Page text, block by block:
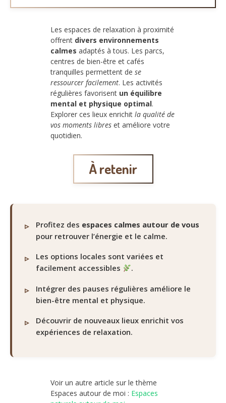
Les espaces de relaxation à proximité
offrent divers environnements
calmes adaptés à tous. Les parcs,
centres de bien-être et cafés
tranquilles permettent de se
ressourcer facilement. Les activités
régulières favorisent un équilibre
mental et physique optimal.
Explorer ces lieux enrichit la qualité de
vos moments libres et améliore votre
quotidien.
À retenir
Profitez des espaces calmes autour de vous
pour retrouver l’énergie et le calme.
Les options locales sont variées et
facilement accessibles
.
Intégrer des pauses régulières améliore le
bien-être mental et physique.
Découvrir de nouveaux lieux enrichit vos
expériences de relaxation.
Voir un autre article sur le thème
Espaces autour de moi : Espaces